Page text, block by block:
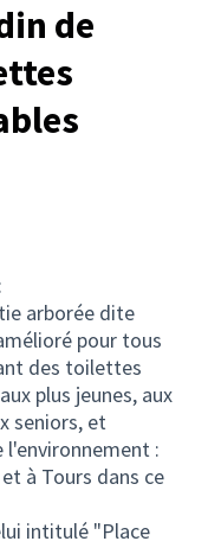
de
:
arborée dite
pour tous
des toilettes
plus jeunes, aux
seniors, et
l'environnement :
à Tours dans ce
intitulé "Place